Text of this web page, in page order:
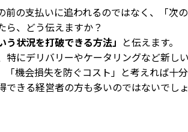
の支払いに追われるのではなく、「次
ら、どう伝えますか？
う状況を打破できる方法」 と伝えます。
にデリバリーやケータリングなど新
機会損失を防ぐコスト」と考えれば十分
できる経営者の方も多いのではないで